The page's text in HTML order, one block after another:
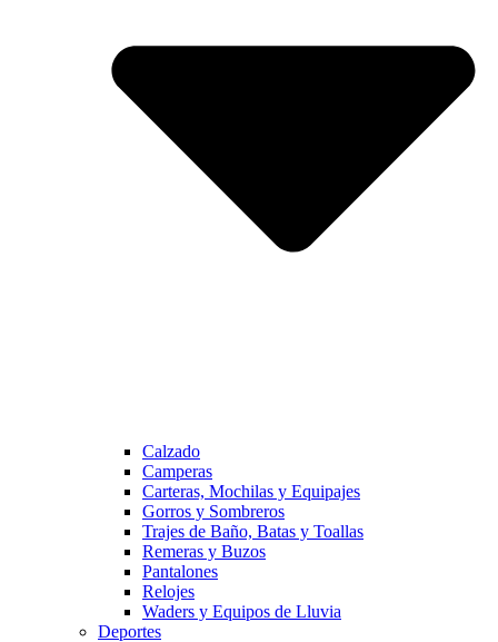
Calzado
Camperas
Carteras, Mochilas y Equipajes
Gorros y Sombreros
Trajes de Baño, Batas y Toallas
Remeras y Buzos
Pantalones
Relojes
Waders y Equipos de Lluvia
Deportes